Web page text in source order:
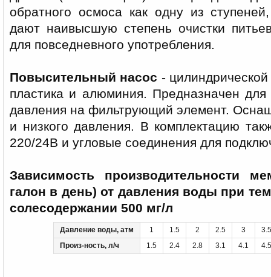
обратного осмоса как одну из
дают наивысшую степень очистки
для повседневного употребления.
Повысительный насос -
пластика и алюминия. Предназначен
давления на фильтрующий элемент.
и низкого давления. В комплектацию
220/24В и угловые соединения для
Зависимость производительности
галон в день) от давления воды при
солесодержании 500 мг/л
Давление воды, атм 1 1.5 2 2.5 3
3.5
Произ-ность, л/ч
1.5 2.4 2.8 3.1 4.1 4.5